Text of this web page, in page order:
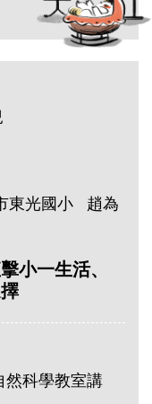
東光國小
趙為
小一生活、
然科學教室講